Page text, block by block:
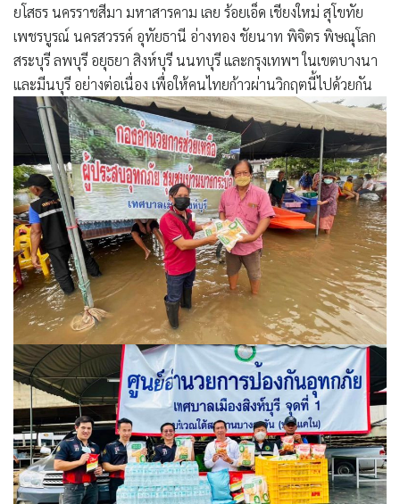
ยโสธร นครราชสีมา มหาสารคาม เลย ร้อยเอ็ด เชียงใหม่ สุโขทัย
เพชรบูรณ์ นครสวรรค์ อุทัยธานี อ่างทอง ชัยนาท พิจิตร พิษณุโลก
สระบุรี ลพบุรี อยุธยา สิงห์บุรี นนทบุรี และกรุงเทพฯ ในเขตบางนา
และมีนบุรี อย่างต่อเนื่อง เพื่อให้คนไทยก้าวผ่านวิกฤตนี้ไปด้วยกัน